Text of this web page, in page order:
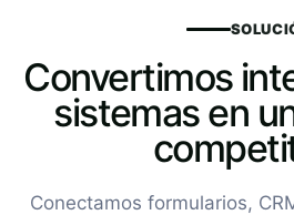
Convertimos
sistemas en
Conectamos formularios,